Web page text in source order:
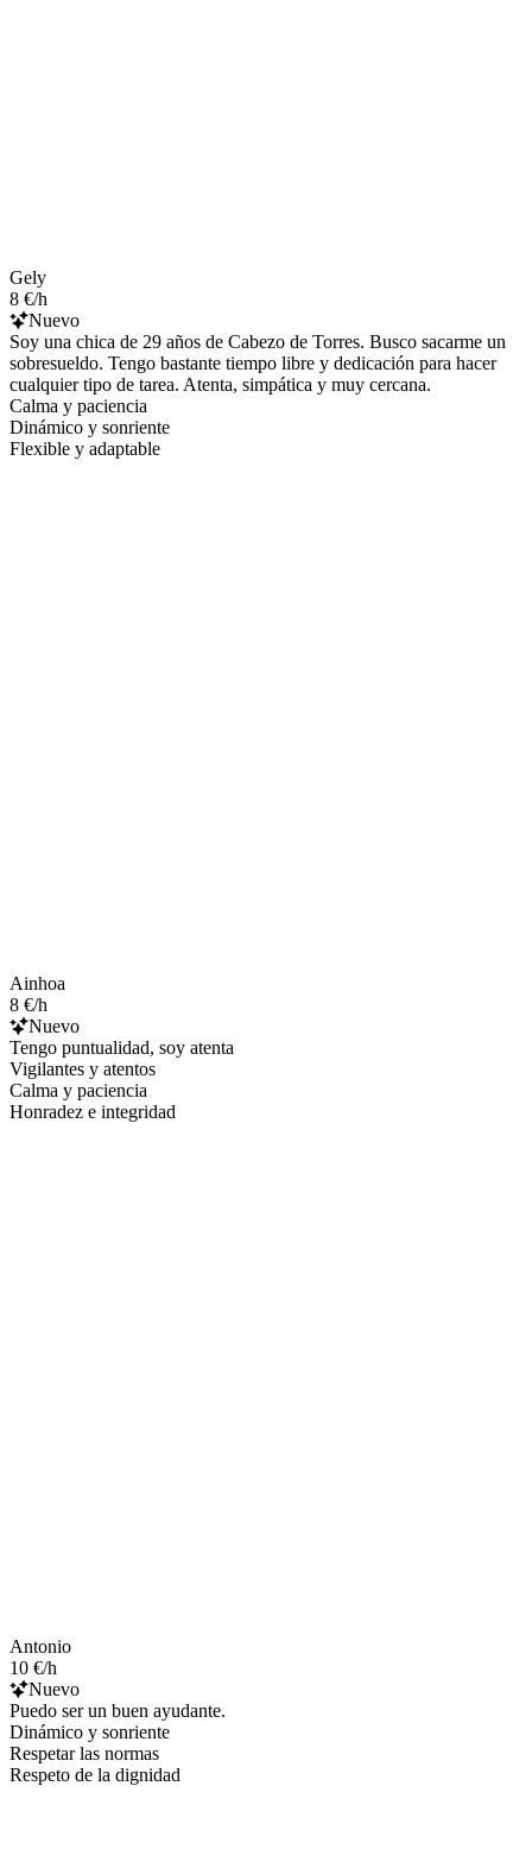
Gely
8 €/h
Nuevo
Soy una chica de 29 años de Cabezo de Torres. Busco sacarme un
sobresueldo. Tengo bastante tiempo libre y dedicación para hacer
cualquier tipo de tarea. Atenta, simpática y muy cercana.
Calma y paciencia
Dinámico y sonriente
Flexible y adaptable
Ainhoa
8 €/h
Nuevo
Tengo puntualidad, soy atenta
Vigilantes y atentos
Calma y paciencia
Honradez e integridad
Antonio
10 €/h
Nuevo
Puedo ser un buen ayudante.
Dinámico y sonriente
Respetar las normas
Respeto de la dignidad